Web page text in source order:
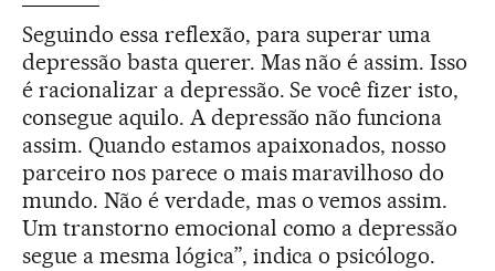
Seguindo essa reflexão, para superar uma
depressão basta querer. Mas não é assim. Isso
é racionalizar a depressão. Se você fizer isto,
consegue aquilo. A depressão não funciona
assim. Quando estamos apaixonados, nosso
parceiro nos parece o mais maravilhoso do
mundo. Não é verdade, mas o vemos assim.
Um transtorno emocional como a depressão
segue a mesma lógica”, indica o psicólogo.